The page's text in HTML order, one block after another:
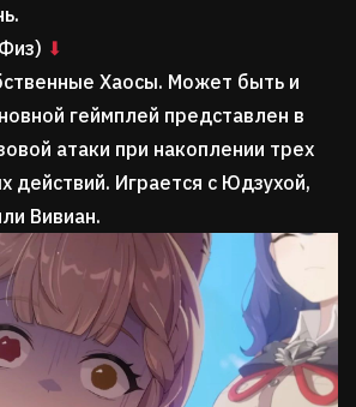
⬇
Хаосы. Может быть и
геймплей представлен в
атаки при накоплении трех
действий. Играется с Юдзухой,
Вивиан.